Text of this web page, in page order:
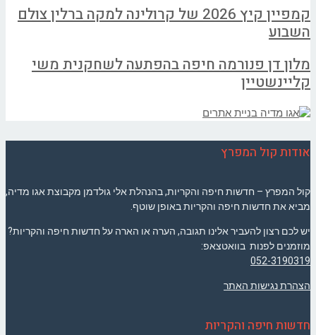
קמפיין קיץ 2026 של קרולינה למקה ברלין צולם
השבוע
מלון דן פנורמה חיפה בהפתעה לשחקנית משי
קליינשטיין
אודות קול המפרץ
קול המפרץ – חדשות חיפה והקריות, בהנהלת אלי גולדמן מקבוצת אגו מדיה,
מביא את חדשות חיפה והקריות באופן שוטף.
יש לכם רצון להעביר אלינו תגובה, הערה או הארה על חדשות חיפה והקריות?
מוזמנים לפנות בוואטצאפ:
052-3190319
הצהרת נגישות האתר
חדשות חיפה והקריות